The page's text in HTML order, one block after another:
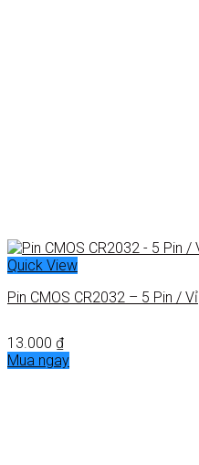
Quick View
Pin CMOS CR2032 – 5 Pin / Vỉ
13.000 ₫
Mua ngay